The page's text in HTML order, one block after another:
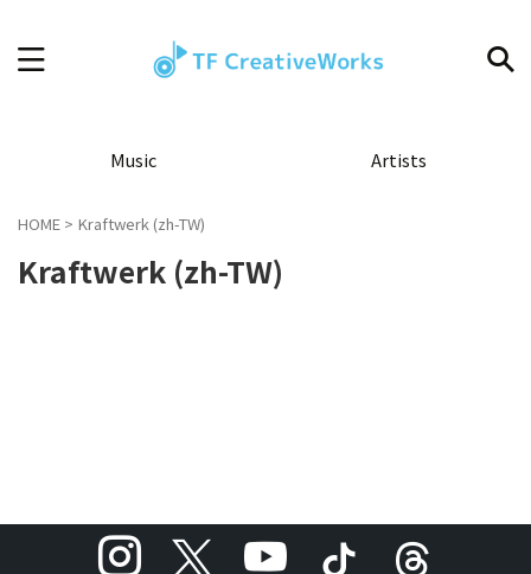
Music Artists
HOME > Kraftwerk (zh-TW)
Kraftwerk (zh-TW)